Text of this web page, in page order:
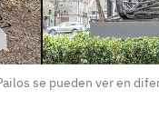
se pueden ver en